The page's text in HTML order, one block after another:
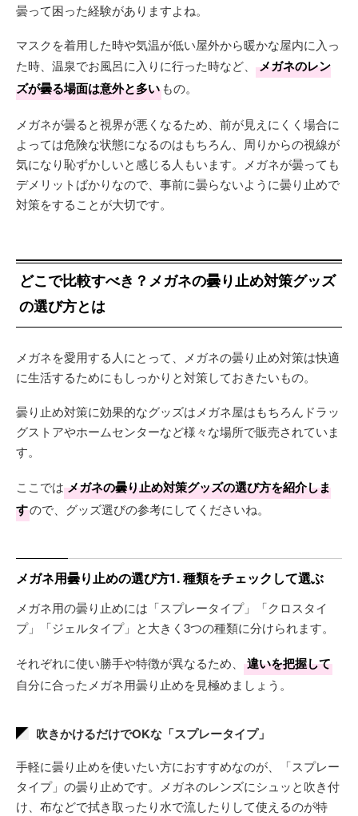
曇って困った経験がありますよね。
マスクを着用した時や気温が低い屋外から暖かな屋内に入っ
た時、温泉でお風呂に入りに行った時など、
メガネのレン
ズが曇る場面は意外と多い もの。
メガネが曇ると視界が悪くなるため、前が見えにくく場合に
よっては危険な状態になるのはもちろん、周りからの視線が
気になり恥ずかしいと感じる人もいます。メガネが曇っても
デメリットばかりなので、事前に曇らないように曇り止めで
対策をすることが大切です。
どこで比較すべき？メガネの曇り止め対策グッズ
の選び方とは
メガネを愛用する人にとって、メガネの曇り止め対策は快適
に生活するためにもしっかりと対策しておきたいもの。
曇り止め対策に効果的なグッズはメガネ屋はもちろんドラッ
グストアやホームセンターなど様々な場所で販売されていま
す。
ここでは メガネの曇り止め対策グッズの選び方を紹介しま
すので、グッズ選びの参考にしてくださいね。
メガネ用曇り止めの選び方1. 種類をチェックして選ぶ
メガネ用の曇り止めには「スプレータイプ」「クロスタイ
プ」「ジェルタイプ」と大きく3つの種類に分けられます。
それぞれに使い勝手や特徴が異なるため、 違いを把握して
自分に合ったメガネ用曇り止めを見極めましょう。
吹きかけるだけでOKな「スプレータイプ」
手軽に曇り止めを使いたい方におすすめなのが、「スプレー
タイプ」の曇り止めです。メガネのレンズにシュッと吹き付
け、布などで拭き取ったり水で流したりして使えるのが特